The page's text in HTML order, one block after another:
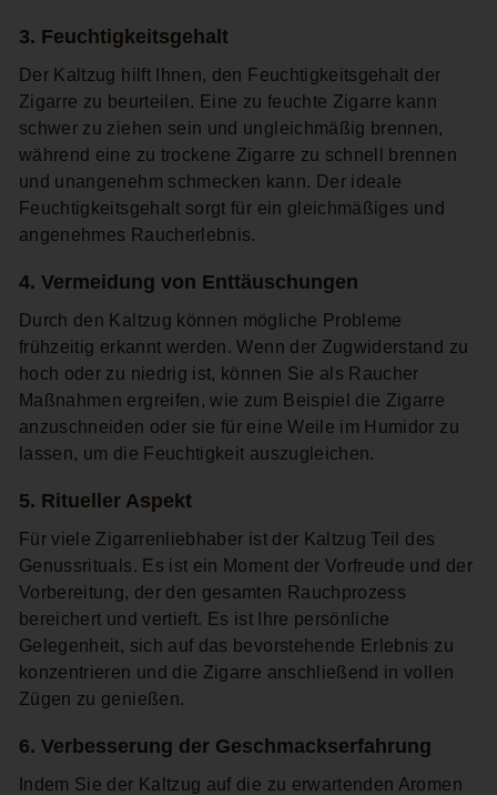
3. Feuchtigkeitsgehalt
Der Kaltzug hilft Ihnen, den Feuchtigkeitsgehalt der
Zigarre zu beurteilen. Eine zu feuchte Zigarre kann
schwer zu ziehen sein und ungleichmäßig brennen,
während eine zu trockene Zigarre zu schnell brennen
und unangenehm schmecken kann. Der ideale
Feuchtigkeitsgehalt sorgt für ein gleichmäßiges und
angenehmes Raucherlebnis.
4. Vermeidung von Enttäuschungen
Durch den Kaltzug können mögliche Probleme
frühzeitig erkannt werden. Wenn der Zugwiderstand zu
hoch oder zu niedrig ist, können Sie als Raucher
Maßnahmen ergreifen, wie zum Beispiel die Zigarre
anzuschneiden oder sie für eine Weile im Humidor zu
lassen, um die Feuchtigkeit auszugleichen.
5. Ritueller Aspekt
Für viele Zigarrenliebhaber ist der Kaltzug Teil des
Genussrituals. Es ist ein Moment der Vorfreude und der
Vorbereitung, der den gesamten Rauchprozess
bereichert und vertieft. Es ist Ihre persönliche
Gelegenheit, sich auf das bevorstehende Erlebnis zu
konzentrieren und die Zigarre anschließend in vollen
Zügen zu genießen.
6. Verbesserung der Geschmackserfahrung
Indem Sie der Kaltzug auf die zu erwartenden Aromen